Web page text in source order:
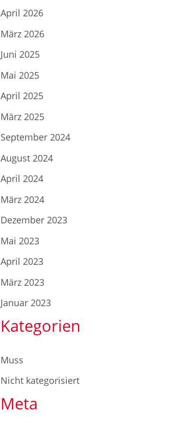
April 2026
März 2026
Juni 2025
Mai 2025
April 2025
März 2025
September 2024
August 2024
April 2024
März 2024
Dezember 2023
Mai 2023
April 2023
März 2023
Januar 2023
Kategorien
Muss
Nicht kategorisiert
Meta